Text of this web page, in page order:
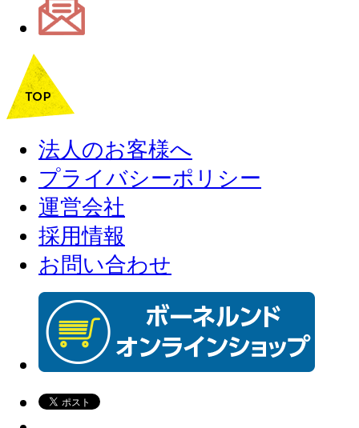
法人のお客様へ
プライバシーポリシー
運営会社
採用情報
お問い合わせ